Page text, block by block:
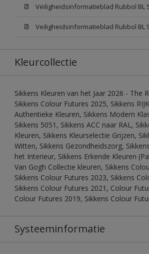
Kleurcollectie
Sikkens Kleuren van het Jaar 2026 - The
Sikkens Colour Futures 2025, Sikkens
Authentieke Kleuren, Sikkens Modern
Sikkens 5051, Sikkens ACC naar RAL,
Kleuren, Sikkens Kleurselectie Grijzen,
Witten, Sikkens Gezondheidszorg,
het Interieur, Sikkens Erkende Kleuren
Van Gogh Collectie kleuren, Sikkens
Sikkens Colour Futures 2023, Sikkens
Sikkens Colour Futures 2021, Colour
Colour Futures 2019, Sikkens Colour
Systeeminformatie